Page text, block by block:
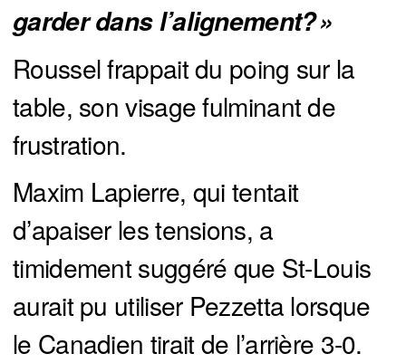
garder dans l’alignement? »
Roussel frappait du poing sur la
table, son visage fulminant de
frustration.
Maxim Lapierre, qui tentait
d’apaiser les tensions, a
timidement suggéré que St-Louis
aurait pu utiliser Pezzetta lorsque
le Canadien tirait de l’arrière 3-0.